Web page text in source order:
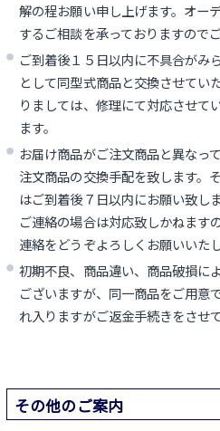
解の程お願い申し上げます。オー
するご相談を承っておりますので
ご到着後１５日以内に不具合がみ
として同型式商品と交換させてい
りましては、修理にて対応させて
ます。
お届け商品がご注文商品と異なっ
注文商品の交換手配を致します。
はご到着後７日以内にお願い致し
ご連絡の場合は対応致しかねます
連絡をどうぞよろしくお願いいたし
初期不良、商品違い、商品破損に
ございますが、同一商品をご用意
れ入りますがご返金手続きをさせ
その他のご案内